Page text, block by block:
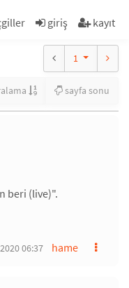
giriş kayıt
1
sayfa sonu
beri (live)".
hame
06:37